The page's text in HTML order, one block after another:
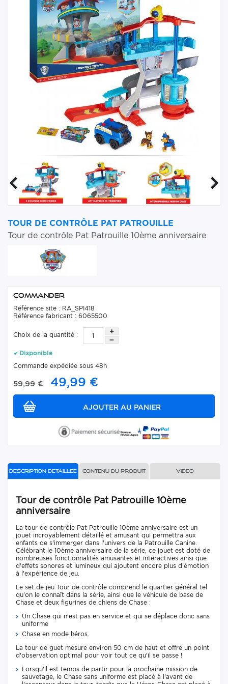
TOUR DE CONTRÔLE PAT PATROUILLE
Tour de contrôle Pat Patrouille 10ème anniversaire
Commander
Référence site : RA_SPI418
Référence fabricant : 6065500
Choix de la quantité :
Disponible
Commande expédiée sous 48h
59,99 € 49,99 €
Description détaillée Contenu du produit Vidéo
Tour de contrôle Pat Patrouille 10ème
anniversaire
La tour de contrôle Pat Patrouille 10ème anniversaire est un
jouet incroyablement détaillé et amusant qui permettra aux
enfants de s'immerger dans l'univers de la Patrouille Canine.
Célébrant le 10ème anniversaire de la série, ce jouet est doté de
nombreuses fonctionnalités amusantes et interactives ainsi que
d'effets sonores et lumineux qui ajoutent encore plus d'émotion
à l'expérience de jeu.
Le set de jeu Tour de contrôle comprend le quartier général tel
qu'on le connaît dans la série, ainsi que le véhicule de base de
Chase et deux figurines de chiens de Chase :
Un Chase qui n'est pas en service et qui se déplace donc sans
uniforme
Chase en mode héros.
La tour de guet mesure environ 50 cm de haut et offre un point
d'observation optimal pour voir tout ce qu'il se passe !
Lorsqu'il est temps de partir pour la prochaine mission de
sauvetage, le Chase sans uniforme est placé à l'avant de